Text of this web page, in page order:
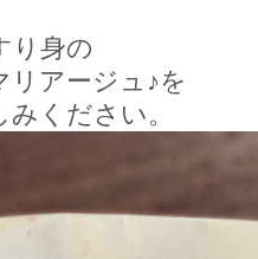
り身の
アージュ♪を
ください。